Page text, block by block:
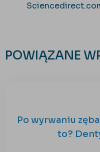
POWIĄZANE
Po wyrwaniu
to?